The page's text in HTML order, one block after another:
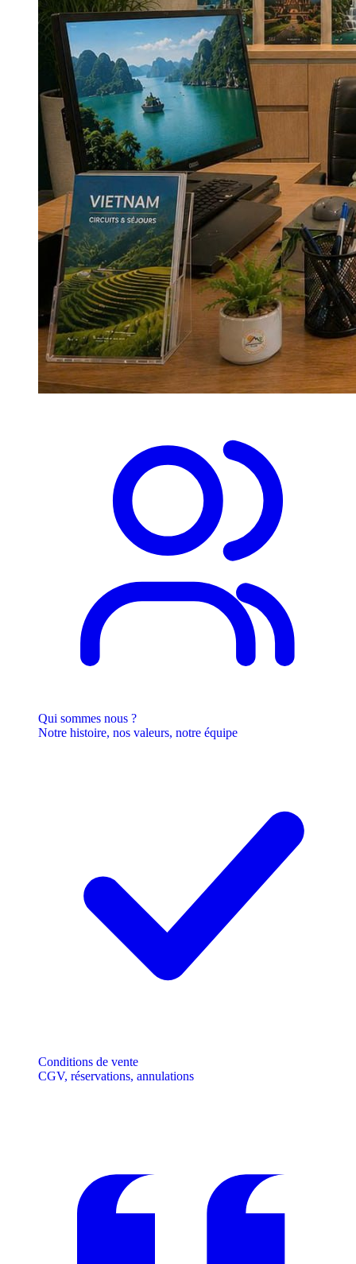
Qui sommes nous ?
Notre histoire, nos valeurs, notre équipe
Conditions de vente
CGV, réservations, annulations